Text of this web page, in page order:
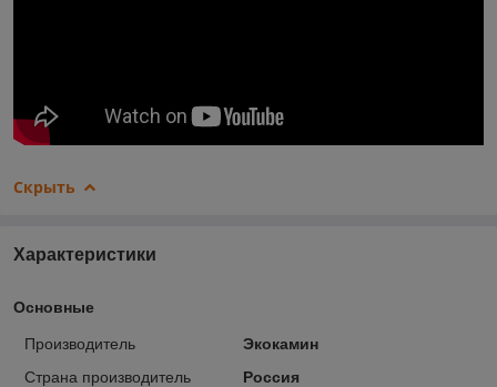
Скрыть
Характеристики
Основные
Производитель
Экокамин
Страна производитель
Россия